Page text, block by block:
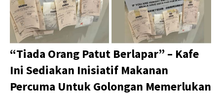
“Tiada Orang Patut Berlapar” – Kafe
Ini Sediakan Inisiatif Makanan
Percuma Untuk Golongan Memerlukan